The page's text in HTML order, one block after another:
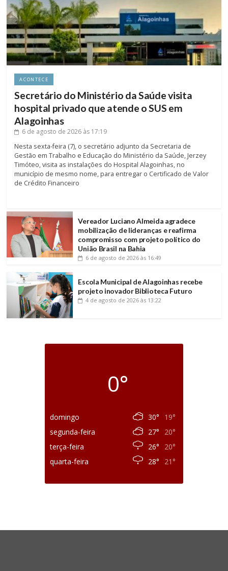
ACONTECE
Secretário do Ministério da Saúde visita
hospital privado que atende o SUS em
Alagoinhas
6 de agosto de 2026 às 17:19
Nesta sexta-feira (7), o secretário adjunto da Secretaria de
Gestão em Trabalho e Educação do Ministério da Saúde, Jerzey
Timóteo, visita as instalações do Hospital Alagoinhas, no
município de mesmo nome, para entregar o Certificado de Valor
de Crédito Financeiro
Vereador Luciano Almeida agradece
mobilização de lideranças e reafirma
compromisso com projeto político do
União Brasil na Bahia
6 de agosto de 2026 às 16:49
Escola Municipal de Alagoinhas recebe
projeto inovador Biblioteca Futuro
4 de agosto de 2026 às 13:22
0°
domingo 30°
19°
segunda-feira
27°
20°
terça-feira
26°
20°
quarta-feira
28° 21°